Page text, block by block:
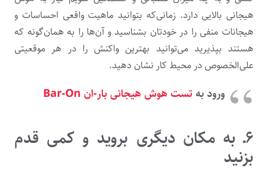
هیجانی بالایی دارد. زمانی‌که بتوانید ماهیت واقعی احساسات و
هیجانات منفی را در خودتان بشناسید و آن‌ها را به همان‌گونه که
هستند بپذیرید می‌توانید بهترین واکنش را در هر موقعیتی
علی‌الخصوص در محیط کار نشان دهید.
ورود به تست هوش هیجانی بار-ان Bar-On
۶ـ به مکان دیگری بروید و کمی قدم
بزنید